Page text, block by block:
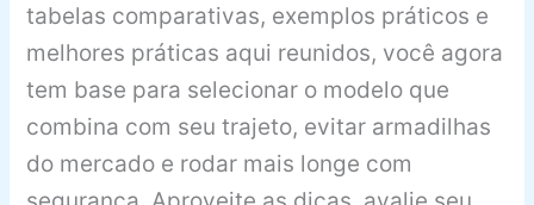
tabelas comparativas, exemplos práticos e
melhores práticas aqui reunidos, você agora
tem base para selecionar o modelo que
combina com seu trajeto, evitar armadilhas
do mercado e rodar mais longe com